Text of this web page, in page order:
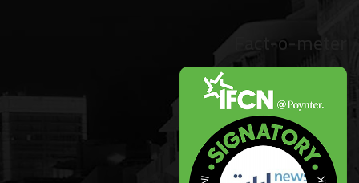
Fact-o-meter